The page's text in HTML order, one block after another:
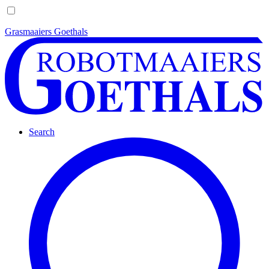
Grasmaaiers Goethals
Search